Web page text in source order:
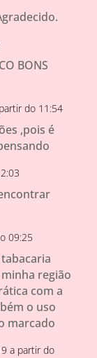
BONS
do 11:54
,pois é
09:25
região
com a
o uso
marcado
a partir do